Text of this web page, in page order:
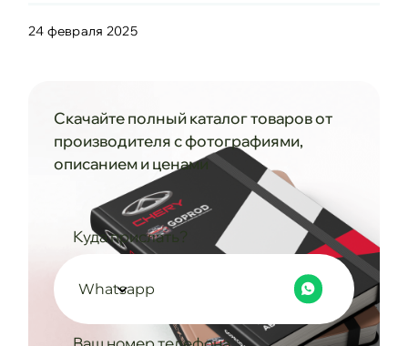
24 февраля 2025
Скачайте полный каталог товаров от
производителя с фотографиями,
описанием и ценами
Куда прислать?
Whatsapp